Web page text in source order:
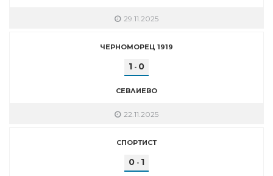
29.11.2025
ЧЕРНОМОРЕЦ 1919
1 - 0
СЕВЛИЕВО
22.11.2025
СПОРТИСТ
0 - 1